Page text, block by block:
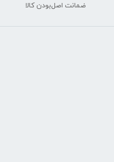
ضمانت اصل‌بودن کالا